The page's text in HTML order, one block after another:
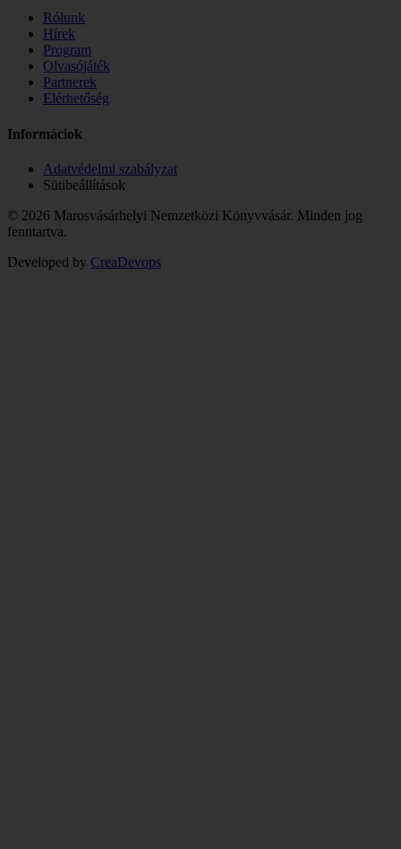
Rólunk
Hírek
Program
Olvasójáték
Partnerek
Elérhetőség
Informáciok
Adatvédelmi szabályzat
Sütibeállítások
© 2026 Marosvásárhelyi Nemzetközi Könyvvásár. Minden jog
fenntartva.
Developed by CreaDevops